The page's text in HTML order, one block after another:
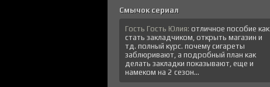
Смычок сериал
Гость Гость Юлия: отличное пособие как
стать закладчиком, открыть магазин и
тд. полный курс. почему сигареты
заблюривают, а подробный план как
делать закладки показывают, еще и
намеком на 2 сезон...